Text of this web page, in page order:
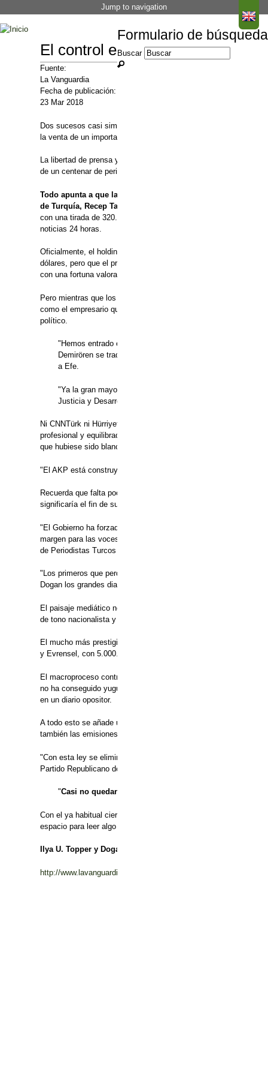
Jump to navigation
Formulario de búsqueda
Buscar
El control estatal y comercial
Fuente:
La Vanguardia
Fecha de publicación:
23 Mar 2018
Dos sucesos casi simultáneos han supuesto esta semana una
la venta de un importante conglomerado de prensa escrita y
La libertad de prensa ya se halla en un estado crítico en
de un centenar de periodistas encarcelados.
Todo apunta a que la situación va a empeorar con la venta
de Turquía, Recep Tayyip Erdogan, de la sección de prensa
con una tirada de 320.000 ejemplares es el más vendido del
noticias 24 horas.
Oficialmente, el holding Dogan solo ha confirmado el "inicio de
dólares, pero que el precio se rebajará a 890 millones por las
con una fortuna valorada entre 4.000 y 5.000 millones de
Pero mientras que los medios de Dogan se habían opuesto a la
como el empresario que pidió casi llorando disculpas al
político.
"Hemos entrado en un periodo histórico crítico. Esto no se
Demirören se traducirá en más censura", vaticina Can
a Efe.
"Ya la gran mayoría de los medios comerciales eran la voz
Justicia y Desarrollo (AKP)", la formación del presidente
Ni CNNTürk ni Hürriyet se podían considerar medios opositores
profesional y equilibrado, que contrastaba con los titulares de
que hubiese sido blanco de un discurso del presidente.
"El AKP está construyendo un régimen opresivo y en este
Recuerda que falta poco más de año y medio para las
significaría el fin de su proyecto y un descalabro del partido.
"El Gobierno ha forzado a Dogan a entregar todos sus medios
margen para las voces críticas, pero esta venta predice
de Periodistas Turcos (TGS), en una conversación con Efe.
"Los primeros que perderán su trabajo serán quienes intenten
Dogan los grandes diarios Milliyet y Vatan en 2011, "en poco
El paisaje mediático no es todavía homogéneo en Turquía, y
de tono nacionalista y populista, con 270.000 ejemplares, el
El mucho más prestigioso Cumhuriyet, de izquierda liberal, solo
y Evrensel, con 5.000.
El macroproceso contra 19 periodistas y empleados de
no ha conseguido yugular el diario, pero tanto como la
en un diario opositor.
A todo esto se añade una ley, aprobada el miércoles, que
también las emisiones audiovisuales o radiofónicas por internet.
"Con esta ley se eliminan libertades por razones de seguridad
Partido Republicano del Pueblo (CHP).
"Casi no quedan medios para que la gente y la
Con el ya habitual cierre de páginas incómodas por orden de un
espacio para leer algo que no sean los discursos de Erdogan
Ilya U. Topper y Dogan Tilic
http://www.lavanguardia.com/politica/20180323/441854848313/